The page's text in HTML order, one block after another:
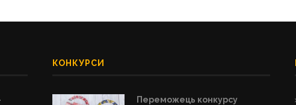
КОНКУРСИ
Переможець конкурсу